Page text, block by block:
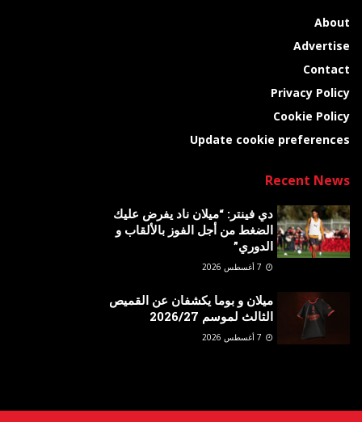
About
Advertise
Contact
Privacy Policy
Cookie Policy
Update cookie preferences
Recent News
دي فينتر: “ميلان ناد يفرض عليك
الضغط من أجل الفوز بالألقاب و
الدوري”
ميلان و بوما يكشفان عن القميص
الثالث لموسم 2026/27